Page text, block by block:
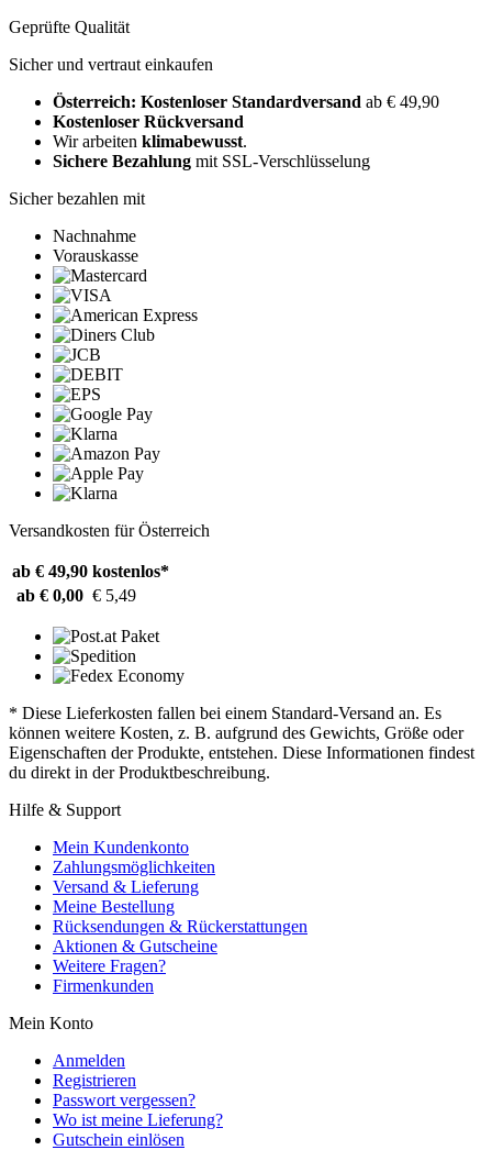
Geprüfte Qualität
Sicher und vertraut einkaufen
Österreich: Kostenloser Standardversand ab € 49,90
Kostenloser Rückversand
Wir arbeiten klimabewusst.
Sichere Bezahlung mit SSL-Verschlüsselung
Sicher bezahlen mit
Nachnahme
Vorauskasse
Versandkosten für Österreich
ab € 49,90 kostenlos*
ab € 0,00 € 5,49
* Diese Lieferkosten fallen bei einem Standard-Versand an. Es
können weitere Kosten, z. B. aufgrund des Gewichts, Größe oder
Eigenschaften der Produkte, entstehen. Diese Informationen findest
du direkt in der Produktbeschreibung.
Hilfe & Support
Mein Kundenkonto
Zahlungsmöglichkeiten
Versand & Lieferung
Meine Bestellung
Rücksendungen & Rückerstattungen
Aktionen & Gutscheine
Weitere Fragen?
Firmenkunden
Mein Konto
Anmelden
Registrieren
Passwort vergessen?
Wo ist meine Lieferung?
Gutschein einlösen